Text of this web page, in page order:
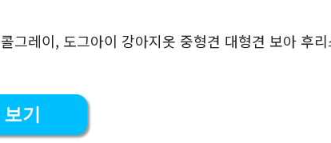
그레이, 도그아이 강아지옷 중형견 대형견 보아 후
기